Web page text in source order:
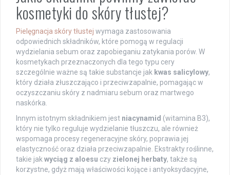
kosmetyki do skóry tłustej?
Pielęgnacja skóry tłustej wymaga zastosowania
odpowiednich składników, które pomogą w regulacji
wydzielania sebum oraz zapobieganiu zatykania porów. W
kosmetykach przeznaczonych dla tego typu cery
szczególnie ważne są takie substancje jak kwas salicylowy,
który działa złuszczająco i przeciwzapalnie, pomagając w
oczyszczaniu skóry z nadmiaru sebum oraz martwego
naskórka.
Innym istotnym składnikiem jest niacynamid (witamina B3),
który nie tylko reguluje wydzielanie tłuszczu, ale również
wspomaga procesy regeneracyjne skóry, poprawia jej
elastyczność oraz działa przeciwzapalnie. Ekstrakty roślinne,
takie jakwyciąg z aloesu czy zielonej herbaty, także są
korzystne, gdyż mają właściwości kojące i antyoksydacyjne,